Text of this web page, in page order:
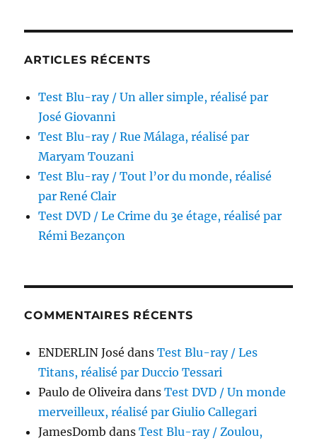
ARTICLES RÉCENTS
Test Blu-ray / Un aller simple, réalisé par
José Giovanni
Test Blu-ray / Rue Málaga, réalisé par
Maryam Touzani
Test Blu-ray / Tout l’or du monde, réalisé
par René Clair
Test DVD / Le Crime du 3e étage, réalisé par
Rémi Bezançon
COMMENTAIRES RÉCENTS
ENDERLIN José dansTest Blu-ray / Les
Titans, réalisé par Duccio Tessari
Paulo de Oliveira dansTest DVD / Un monde
merveilleux, réalisé par Giulio Callegari
JamesDomb dansTest Blu-ray / Zoulou,